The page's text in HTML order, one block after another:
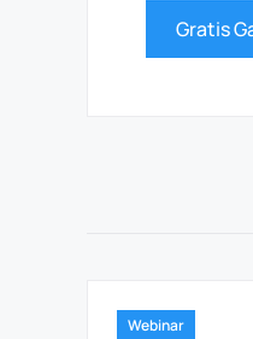
Gratis
Webinar